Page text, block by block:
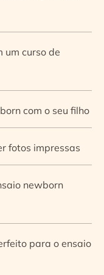
um curso de
com o seu filho
fotos impressas
newborn
para o ensaio